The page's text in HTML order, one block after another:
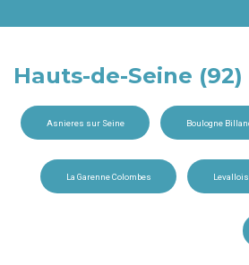
Hauts-de-Seine (92)
Asnieres sur Seine Boulogne
La Garenne Colombes